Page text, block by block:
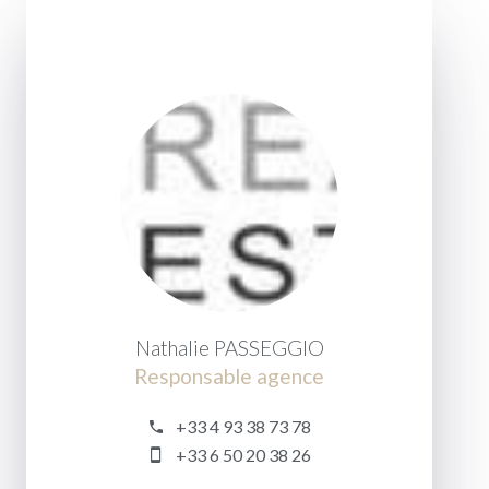
Nathalie PASSEGGIO
Responsable agence
+33 4 93 38 73 78
+33 6 50 20 38 26